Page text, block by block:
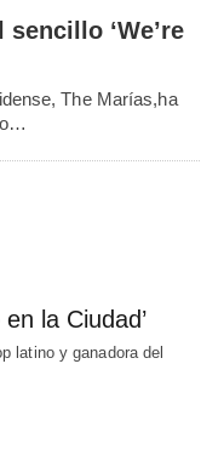
‘We’re
The Marías,ha
la Ciudad’
latino y ganadora del